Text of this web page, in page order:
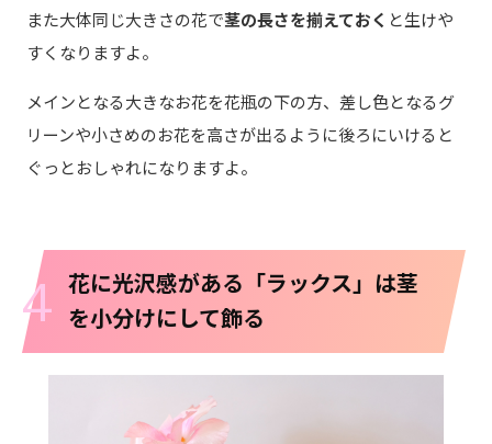
また大体同じ大きさの花で茎の長さを揃えておく と生けや
すくなりますよ。
メインとなる大きなお花を花瓶の下の方、差し色となるグ
リーンや小さめのお花を高さが出るように後ろにいけると
ぐっとおしゃれになりますよ。
4 花に光沢感がある「ラックス」は茎
を小分けにして飾る